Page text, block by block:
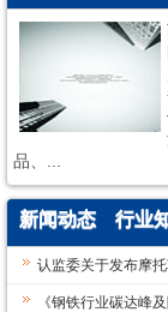
品、...
新闻动态 行业
认监委关于发布摩
《钢铁行业碳达峰